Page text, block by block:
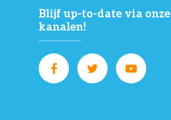
Blijf up-to-date via
kanalen!